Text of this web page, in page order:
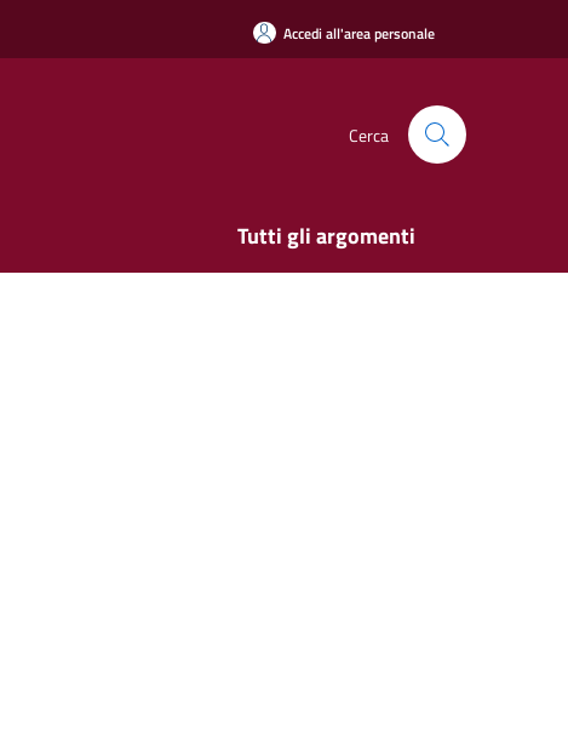
Accedi all'area personale
Cerca
Tutti gli argomenti